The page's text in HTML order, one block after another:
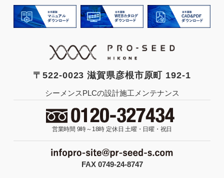
〒522-0023 滋賀県彦根市原町 192-1
シーメンスPLCの設計施工メンテナンス
営業時間 9時～18時 定休日 土曜・日曜・祝日
FAX 0749-24-8747